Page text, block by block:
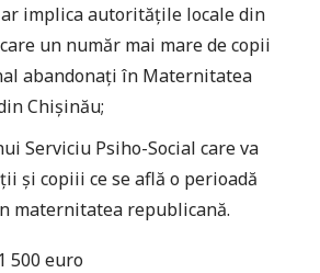
implica autorităţile locale din
un număr mai mare de copii
abandonaţi în Maternitatea
Chişinău;
Serviciu Psiho-Social care va
şi copiii ce se află o perioadă
maternitatea republicană.
500 euro